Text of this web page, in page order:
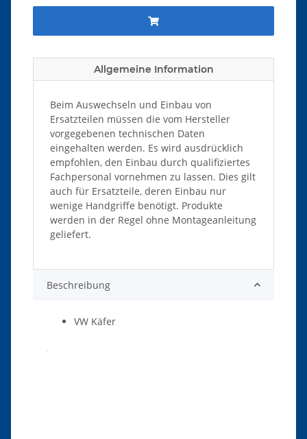
Allgemeine Information
Beim Auswechseln und Einbau von
Ersatzteilen müssen die vom Hersteller
vorgegebenen technischen Daten
eingehalten werden. Es wird ausdrücklich
empfohlen, den Einbau durch qualifiziertes
Fachpersonal vornehmen zu lassen. Dies gilt
auch für Ersatzteile, deren Einbau nur
wenige Handgriffe benötigt. Produkte
werden in der Regel ohne Montageanleitung
geliefert.
Beschreibung
VW Käfer